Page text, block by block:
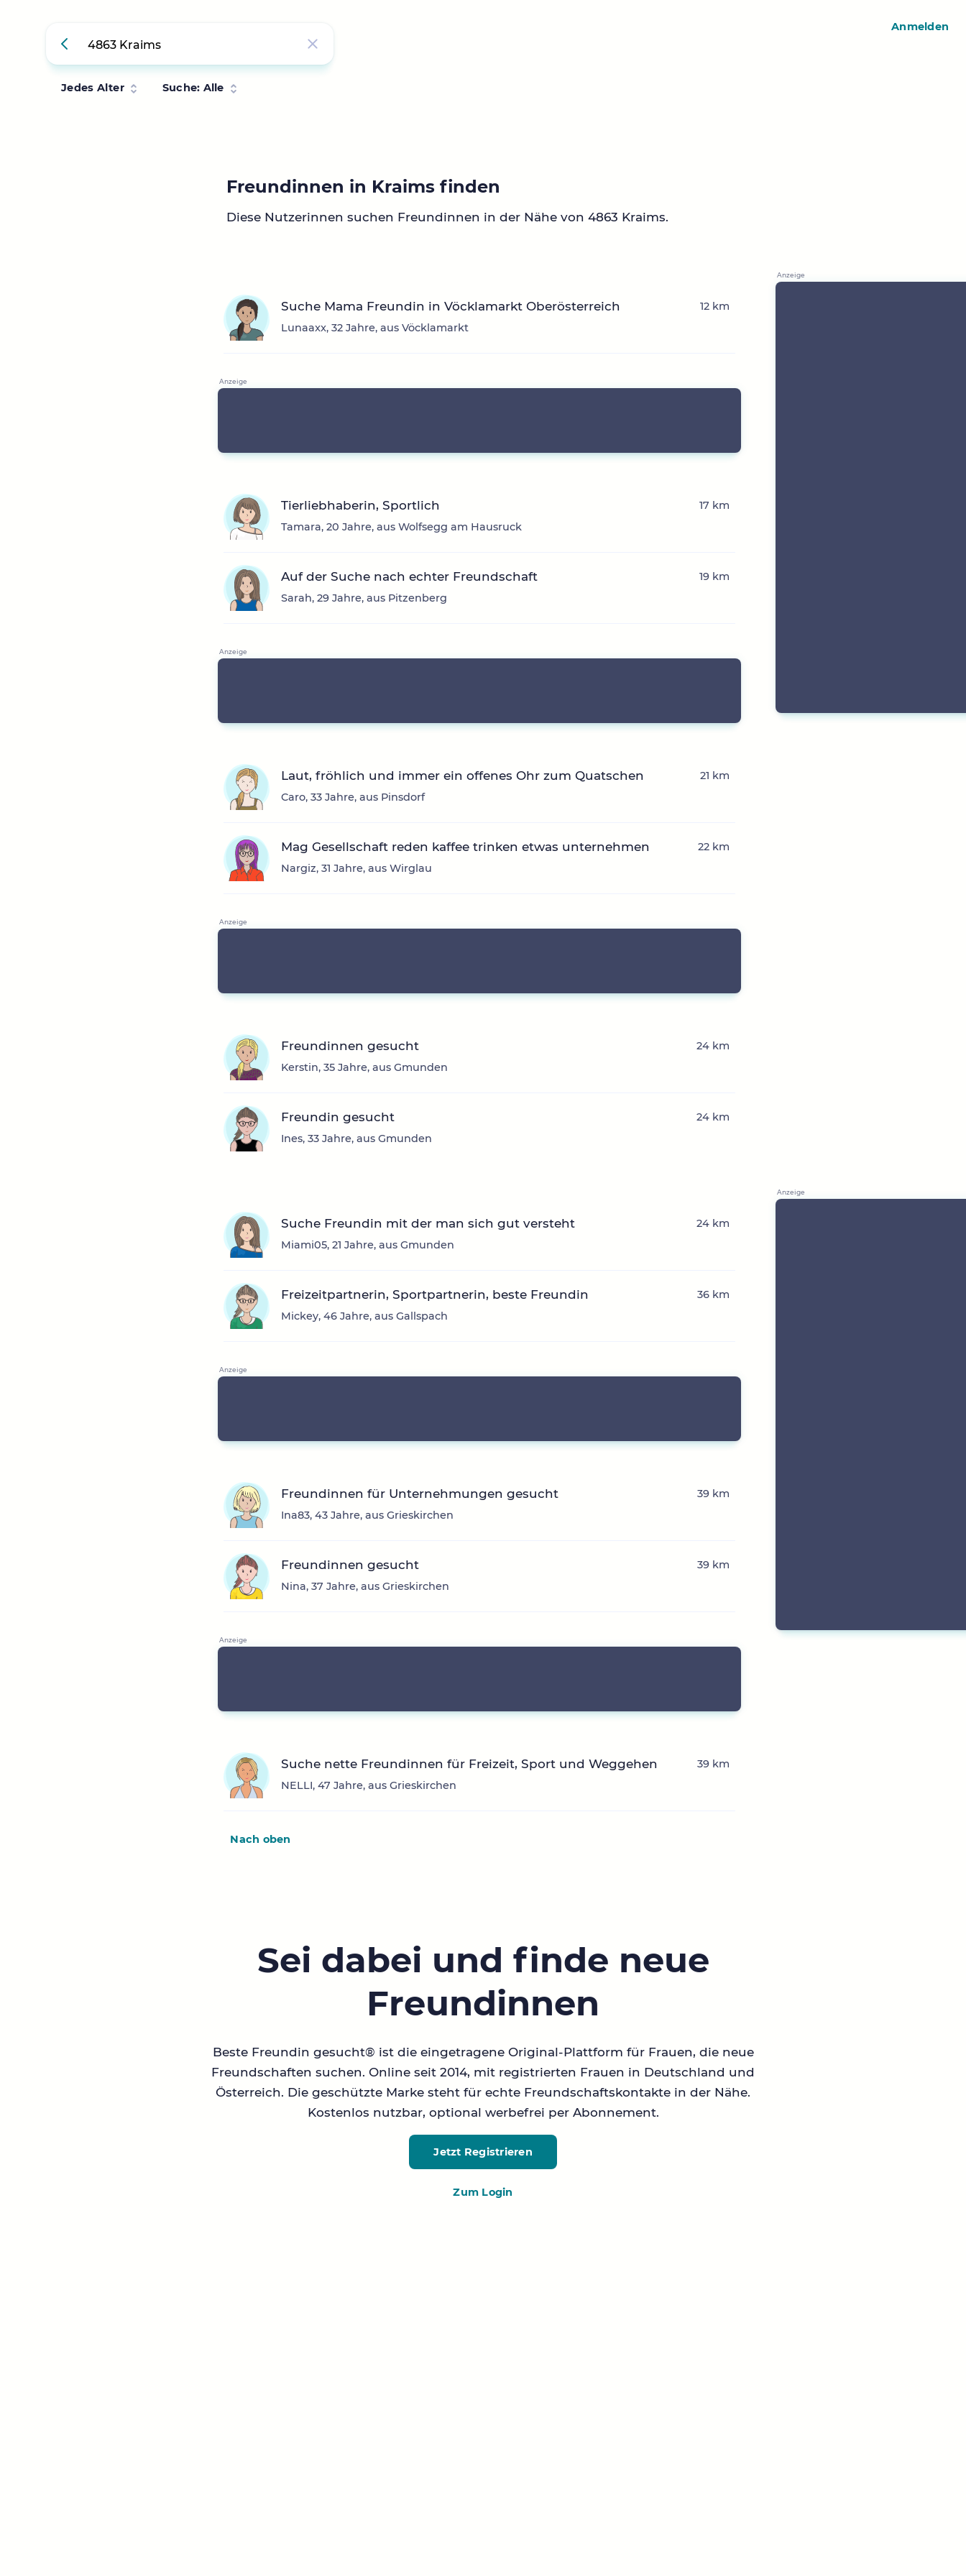
Jedes Alter Suche: Alle
Freundinnen in Kraims finden
Diese Nutzerinnen suchen Freundinnen in der Nähe von 4863 Kraims.
Suche Mama Freundin in Vöcklamarkt Oberösterreich
Lunaaxx, 32 Jahre, aus Vöcklamarkt
12 km
Tierliebhaberin, Sportlich
Tamara, 20 Jahre, aus Wolfsegg am Hausruck
17 km
Auf der Suche nach echter Freundschaft
Sarah, 29 Jahre, aus Pitzenberg
19 km
Laut, fröhlich und immer ein offenes Ohr zum Quatschen
Caro, 33 Jahre, aus Pinsdorf
21 km
Mag Gesellschaft reden kaffee trinken etwas unternehmen
Nargiz, 31 Jahre, aus Wirglau
22 km
Freundinnen gesucht
Kerstin, 35 Jahre, aus Gmunden
24 km
Freundin gesucht
Ines, 33 Jahre, aus Gmunden
24 km
Suche Freundin mit der man sich gut versteht
Miami05, 21 Jahre, aus Gmunden
24 km
Freizeitpartnerin, Sportpartnerin, beste Freundin
Mickey, 46 Jahre, aus Gallspach
36 km
Freundinnen für Unternehmungen gesucht
Ina83, 43 Jahre, aus Grieskirchen
39 km
Freundinnen gesucht
Nina, 37 Jahre, aus Grieskirchen
39 km
Suche nette Freundinnen für Freizeit, Sport und Weggehen
NELLI, 47 Jahre, aus Grieskirchen
39 km
Nach oben
Sei dabei und finde neue
Freundinnen
Beste Freundin gesucht® ist die eingetragene Original-Plattform für Frauen, die neue
Freundschaften suchen. Online seit 2014, mit registrierten Frauen in Deutschland und
Österreich. Die geschützte Marke steht für echte Freundschaftskontakte in der Nähe.
Kostenlos nutzbar, optional werbefrei per Abonnement.
Jetzt Registrieren
Zum Login
Anmelden